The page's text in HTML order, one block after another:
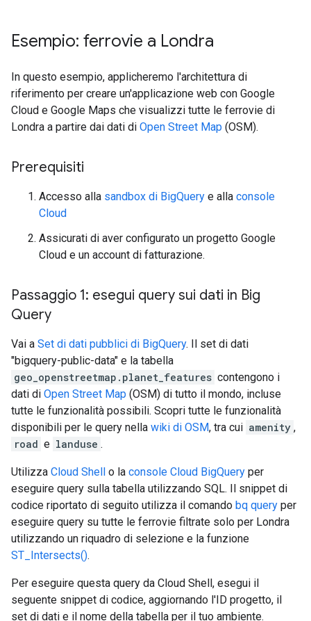
Esempio: ferrovie a Londra
In questo esempio, applicheremo l'architettura di
riferimento per creare un'applicazione web con Google
Cloud e Google Maps che visualizzi tutte le ferrovie di
Londra a partire dai dati di Open Street Map (OSM).
Prerequisiti
Accesso alla sandbox di BigQuery e alla console
Cloud
Assicurati di aver configurato un progetto Google
Cloud e un account di fatturazione.
Passaggio 1: esegui query sui dati in Big
Query
Vai a Set di dati pubblici di BigQuery. Il set di dati
"bigquery-public-data" e la tabella
geo_openstreetmap.planet_features contengono i
dati di Open Street Map (OSM) di tutto il mondo, incluse
tutte le funzionalità possibili. Scopri tutte le funzionalità
disponibili per le query nella wiki di OSM, tra cui amenity ,
road e landuse .
Utilizza Cloud Shell o la console Cloud BigQuery per
eseguire query sulla tabella utilizzando SQL. Il snippet di
codice riportato di seguito utilizza il comando bq query per
eseguire query su tutte le ferrovie filtrate solo per Londra
utilizzando un riquadro di selezione e la funzione
ST_Intersects().
Per eseguire questa query da Cloud Shell, esegui il
seguente snippet di codice, aggiornando l'ID progetto, il
set di dati e il nome della tabella per il tuo ambiente.